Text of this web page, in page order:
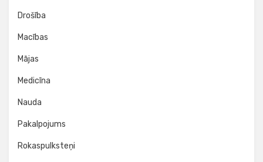
Drošība
Macības
Mājas
Medicīna
Nauda
Pakalpojums
Rokaspulksteņi